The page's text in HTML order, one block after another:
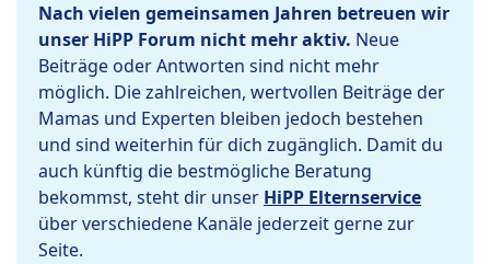
Nach vielen gemeinsamen Jahren betreuen wir
unser HiPP Forum nicht mehr aktiv. Neue
Beiträge oder Antworten sind nicht mehr
möglich. Die zahlreichen, wertvollen Beiträge der
Mamas und Experten bleiben jedoch bestehen
und sind weiterhin für dich zugänglich. Damit du
auch künftig die bestmögliche Beratung
bekommst, steht dir unser HiPP Elternservice
über verschiedene Kanäle jederzeit gerne zur
Seite.